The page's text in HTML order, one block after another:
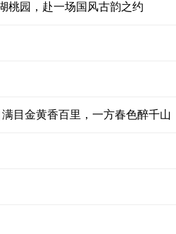
桃园，赴一场国风古韵之约
满目金黄香百里，一方春色醉千山